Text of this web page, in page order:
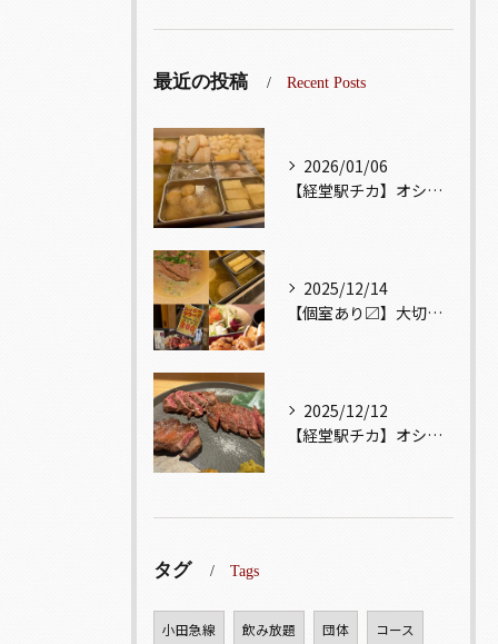
最近の投稿 Recent Posts
2026/01/06
【経堂駅チカ】オシャレ居酒屋🏮出汁が美味しいおでんがオススメ...
2025/12/14
【個室あり〼】大切な記念日、お祝い事でのご来店ぜひお待ちして...
2025/12/12
【経堂駅チカ】オシャレ居酒屋🏮自慢のお肉が楽しめる🐃お得なコ...
タグ Tags
小田急線 飲み放題 団体 コース